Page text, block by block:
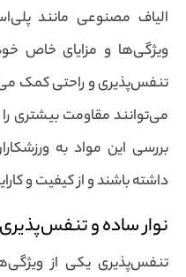
الیاف مصنوعی مانند
ویژگی‌ها و مزایای خاص
تنفس‌پذیری و راحتی کمک
می‌توانند مقاومت بیشتری
بررسی این مواد به
داشته باشند و از کیفیت و
نوار ساده و تنفس‌پذیری
تنفس‌پذیری یکی از